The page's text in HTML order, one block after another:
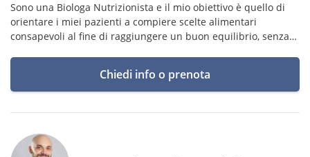
Sono una Biologa Nutrizionista e il mio obiettivo è quello di
orientare i miei pazienti a compiere scelte alimentari
consapevoli al fine di raggiungere un buon equilibrio, senza
Chiedi info o prenota